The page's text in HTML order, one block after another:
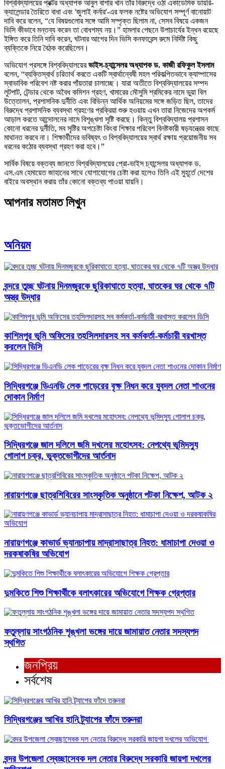
বিশ্ববিদ্যালয়ের প্রক্টর অধ্যাপক আবুল বাশার খান তাঁর বিরুদ্ধে ওঠা একাডেমিক ডায়রি-
ক্যালেন্ডার তৈরিতে বাধা এবং 'জুলাই কর্নার'-এর ফলক নষ্টের অভিযোগ সম্পূর্ণ বানোয়াট
দাবি করে বলেন, “যে বিষয়গুলোর সঙ্গে আমি সম্পৃক্ত ছিলাম না, সেসব বিষয়ে একজন
ভিসি কীভাবে মন্তব্য করেন তা বোধগম্য নয়।” হামলার পেছনে উপাচার্যের ইন্ধন রয়েছে
ইঙ্গিত করে তিনি দাবি করেন, ঘটনার আগের দিন ভিসি কনফারেন্স রুমে নির্দিষ্ট কিছু
ব্যক্তিকে নিয়ে বৈঠক করেছিলেন।
অভিযোগ প্রসঙ্গে বিশ্ববিদ্যালয়েরভাইস-চ্যান্সেলর অধ্যাপক ড. কাজী রফিকুল ইসলাম
বলেন, “ব্যক্তিস্বার্থ চরিতার্থ করতে একটি স্বার্থান্বেষী মহল পরিকল্পিতভাবে ক্যাম্পাসের
স্বাভাবিক পরিবেশ নষ্ট করার পাঁয়তারা চালাচ্ছে। যারা অতীতে বিশ্ববিদ্যালয়ের সম্পদ
লুটপাট, টেন্ডার থেকে অবৈধ কমিশন গ্রহণ, খামারের মৌসুমি শ্রমিকের নামে ভুয়া বিল
উত্তোলন, প্রশাসনিক দুর্নীতি এবং বিভিন্ন আর্থিক অনিয়মের সঙ্গে জড়িত ছিল, তাদের
বিরুদ্ধে প্রশাসনিক ব্যবস্থা গ্রহণের প্রক্রিয়া শুরু হওয়ায় এখন তারা নিজেদের অপকর্ম
আড়াল করতে আন্দোলনের নামে বিশৃঙ্খলা সৃষ্টি করছে। কিন্তু বিশ্ববিদ্যালয় প্রশাসন
কোনো ধরনের দুর্নীতি, মব সৃষ্টির অপচেষ্টা কিংবা শিক্ষার পরিবেশ বিনষ্টকারী ষড়যন্ত্রের কাছে
মাথানত করবে না। শিক্ষার্থীদের ভবিষ্যৎ ও বিশ্ববিদ্যালয়ের স্বার্থ রক্ষায় প্রয়োজনীয় সব
ধরনের কঠোর ব্যবস্থা গ্রহণ করা হবে।”
সার্বিক বিষয়ে বক্তব্য জানতে বিশ্ববিদ্যালয়ের প্রো-ভাইস চ্যান্সেলর অধ্যাপক ড.
এস.এম হেমায়েত জাহানের সাথে যোগাযোগের চেষ্টা করা হলেও তিনি এই মুহূর্তে দেশের
বাইরে অবস্থান করায় তাঁর কোনো বক্তব্য পাওয়া যায়নি।
আপনার মতামত লিখুন
অনিয়ম
বন্দরে তুচ্ছ ঘটনায় দিনমজুরকে ছুরিকাঘাতে হত্যা, ঘাতকের ঘর থেকে ৭টি
অস্ত্র উদ্ধার
কাশিমপুর ভূমি অফিসের তহসিলদারসহ সব কর্মকর্তা-কর্মচারী বরখাস্ত
করলেন ডিসি
সিদ্ধিরগঞ্জে ডিএনডি লেক পাড়েরের বৃক্ষ নিধন করে যুবদল নেতা শাওনের
দোকান নির্মাণ
সিদ্ধিরগঞ্জে জাল দলিলে জমি দখলের মহোৎসব: নেপথ্যে ভূমিদস্যু
গোলাপ চক্র, ভুক্তভোগীদের আর্তনাদ
নারায়ণগঞ্জে ছাত্রশিবিরের সাংস্কৃতিক অনুষ্ঠানে পটকা নিক্ষেপ, আটক ২
নারায়ণগঞ্জে কাভার্ড ভ্যানচাপায় মাদ্রাসাছাত্র নিহত: ধামাচাপা দেওয়া ও
দরকষাকষির অভিযোগ
দুমকিতে শিশু শিক্ষার্থীকে বলাৎকারের অভিযোগে শিক্ষক গ্রেপ্তার
ফতুল্লায় সাংগঠনিক শৃঙ্খলা ভঙ্গের দায়ে জামায়াত নেতার সদস্যপদ
স্থগিত
জনপ্রিয়
সর্বশেষ
সিদ্ধিরগঞ্জের আখির হানি ট্র্যাপের ফাঁদে তরুনরা
বন্দর উপজেলা স্বেচ্ছাসেবক দল নেতার বিরুদ্ধে সরকারি জায়গা দখলের